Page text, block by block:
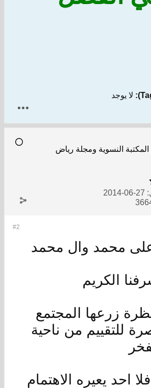
لا يوجد
النسوية ومجلة رياض
27-06-2014
#2
محمد وال محمد
الكريم
زرعها المجتمع
للتقييم من ناحية
احد يعيره الاهتمام